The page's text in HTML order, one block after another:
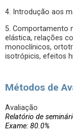
4. Introdução aos
5. Comportamento
elástica, relações
monoclínicos,
isotrópicis, efeitos
Métodos de
Avaliação
Relatório de
Exame: 80.0%